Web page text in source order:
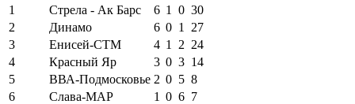
1
Стрела - Ак Барс 6 1 0 30
2
Динамо 6 0 1
27
3
Енисей-СТМ 4 1 2 24
4
Красный Яр 3 0 3 14
5
ВВА-Подмосковье 2 0 5 8
6
Слава-МАР 1 0 6 7